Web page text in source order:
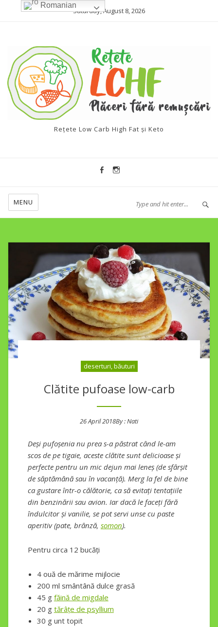
Saturday, August 8, 2026
Rețete Low Carb High Fat și Keto
MENU
deserturi, băuturi
Clătite pufoase low-carb
26 April 2018By :Nati
Deși pufoșenia nu prea s-a păstrat când le-am
scos de pe tigaie, aceste clătite sunt delicioase și
perfecte pentru un mic dejun mai leneș (de sfârșit
de săptămână sau în vacanță). Merg la fel de bine
ca gustare într-o călătorie, ca să evitați tentațiile
din benzinării sau avion. Iar dacă le faceți fără
îndulcitor și vanilie, se pot servi unse cu paste
aperitiv (pate, brânză, somon).
Pentru circa 12 bucăți
4 ouă de mărime mijlocie
200 ml smântână dulce grasă
45 g făină de migdale
20 g tărâțe de psyllium
30 g unt topit
Romanian